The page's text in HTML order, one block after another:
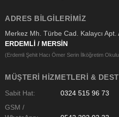
ADRES BILGILERIMIZ
Merkez Mh. Türbe Cad. Kalaycı Apt.
ERDEMLİ / MERSİN
(Erdemli Şehit Hacı Ömer Serin İlköğretim Okulu
MÜŞTERI HIZMETLERI &
Sabit Hat:
0324 515 96 73
GSM /